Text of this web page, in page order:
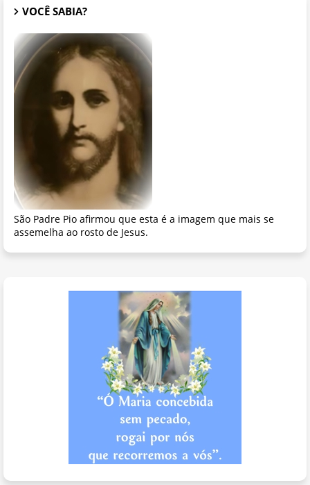
VOCÊ SABIA?
São Padre Pio afirmou que esta é a imagem que mais se
assemelha ao rosto de Jesus.